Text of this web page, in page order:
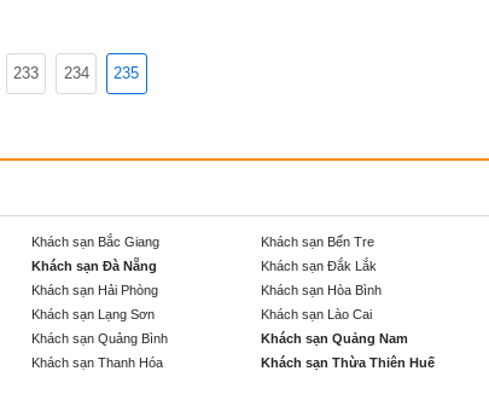
233 234 235
Khách sạn Bắc Giang Khách sạn Bến Tre
Khách sạn Đà Nẵng Khách sạn Đắk Lắk
Khách sạn Hải Phòng Khách sạn Hòa Bình
Khách sạn Lạng Sơn Khách sạn Lào Cai
Khách sạn Quảng Bình Khách sạn Quảng Nam
Khách sạn Thanh Hóa Khách sạn Thừa Thiên Huế